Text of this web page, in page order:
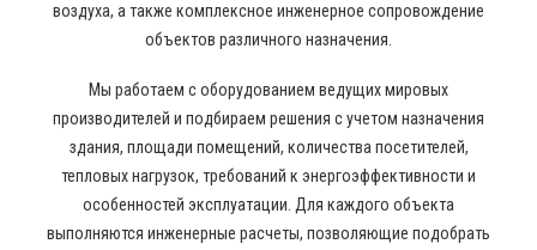
воздуха, а также комплексное инженерное сопровождение
объектов различного назначения.
Мы работаем с оборудованием ведущих мировых
производителей и подбираем решения с учетом назначения
здания, площади помещений, количества посетителей,
тепловых нагрузок, требований к энергоэффективности и
особенностей эксплуатации. Для каждого объекта
выполняются инженерные расчеты, позволяющие подобрать